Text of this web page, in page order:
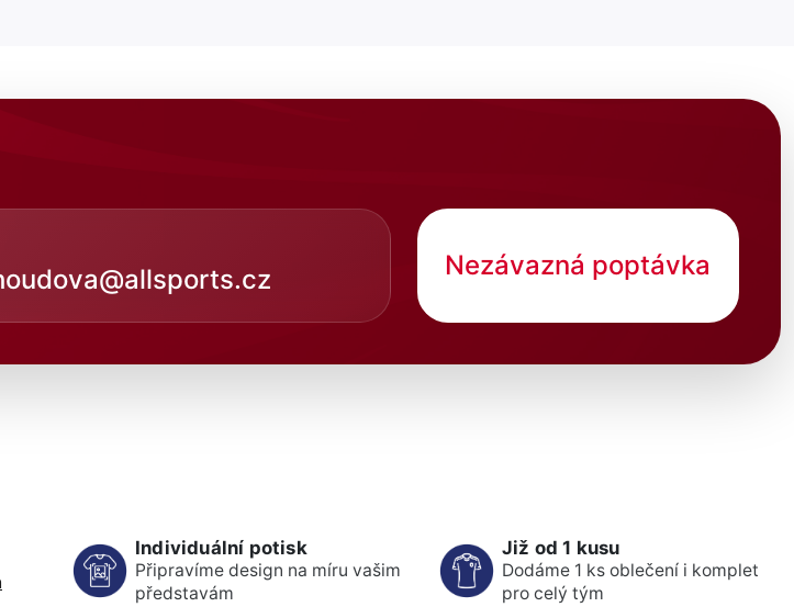
Nezávazná poptávka
Individuální potisk
Připravíme design na míru vašim
představám
Již od 1 kusu
Dodáme 1 ks oblečení i komplet
pro celý tým